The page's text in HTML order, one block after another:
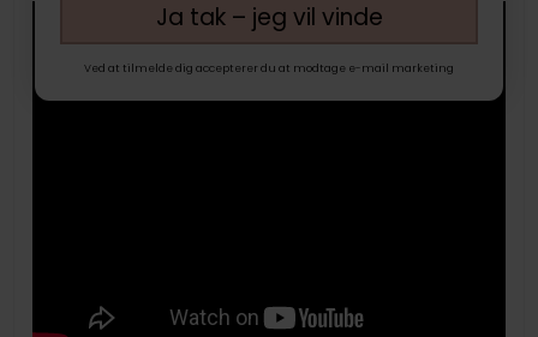
Ja tak – jeg vil vinde
Ved at tilmelde dig accepterer du at modtage e-mail marketing